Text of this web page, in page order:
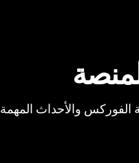
والأحداث المهمة.